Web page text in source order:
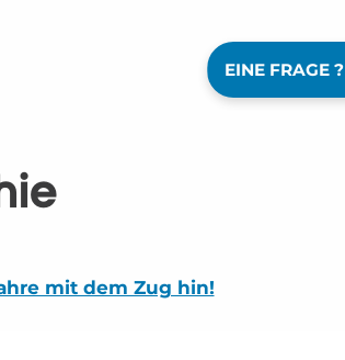
EINE FRAGE ?
mit dem Zug hin!